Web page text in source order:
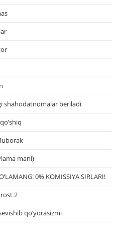
shahodatnomalar beriladi
mani)
0% KOMISSIYA SIRLARI!
2
qo’yorasizmi